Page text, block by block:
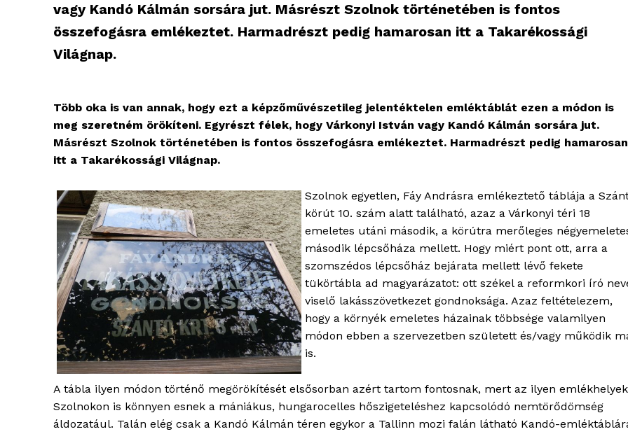
vagy Kandó Kálmán sorsára jut. Másrészt Szolnok történetében is fontos
összefogásra emlékeztet. Harmadrészt pedig hamarosan itt a Takarékossági
Világnap.
Több oka is van annak, hogy ezt a képzőművészetileg jelentéktelen emléktáblát ezen a módon is
meg szeretném örökíteni. Egyrészt félek, hogy Várkonyi István vagy Kandó Kálmán sorsára jut.
Másrészt Szolnok történetében is fontos összefogásra emlékeztet. Harmadrészt pedig hamarosan
itt a Takarékossági Világnap.
Szolnok egyetlen, Fáy Andrásra emlékeztető táblája a
körút 10. szám alatt található, azaz a Várkonyi téri 18
emeletes utáni második, a körútra merőleges
második lépcsőháza mellett. Hogy miért pont ott, arra a
szomszédos lépcsőház bejárata mellett lévő fekete
tükörtábla ad magyarázatot: ott székel a reformkori író
viselő lakásszövetkezet gondnoksága. Azaz feltételezem,
hogy a környék emeletes házainak többsége valamilyen
módon ebben a szervezetben született és/vagy működik
is.
A tábla ilyen módon történő megörökítését elsősorban azért tartom fontosnak, mert az ilyen emlékhelyek
Szolnokon is könnyen esnek a mániákus, hungarocelles hőszigeteléshez kapcsolódó nemtörődömség
áldozatául. Talán elég csak a Kandó Kálmán téren egykor a Tallinn mozi falán látható Kandó-